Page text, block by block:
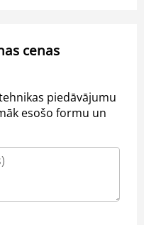
cenas
piedāvājumu
esošo formu un